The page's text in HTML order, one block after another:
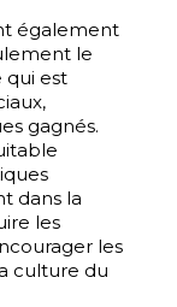
également
le
qui est
gagnés.
dans la
les
les
culture du